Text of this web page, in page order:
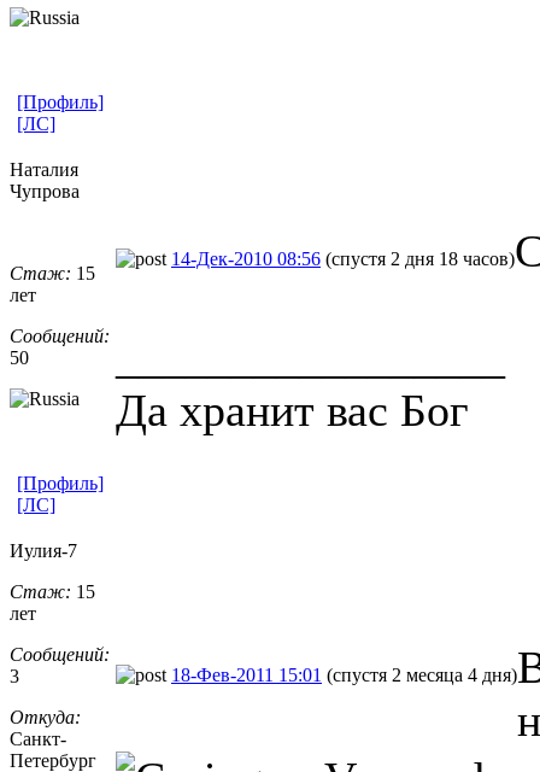
[Профиль]
[ЛС]
Наталия
Чупрова
Стаж: 15
лет
Сообщений:
50
14-Дек-2010 08:56 (спустя 2 дня 18 часов)
Да хранит вас Бог
[Профиль]
[ЛС]
Иулия-7
Стаж: 15
лет
Сообщений:
3
Откуда:
Санкт-
Петерб​ург
18-Фев-2011 15:01 (спустя 2 месяца 4 дня)